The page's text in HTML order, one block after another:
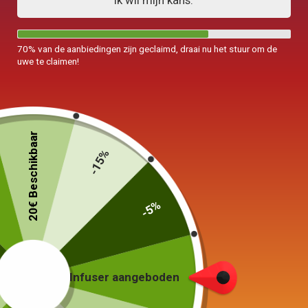
70% van de aanbiedingen zijn geclaimd, draai nu het stuur om de
uwe te claimen!
Infuser aangeboden
20€ Beschikbaar -15%
-5%